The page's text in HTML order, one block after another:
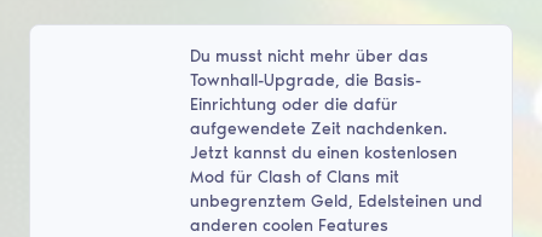
Du musst nicht mehr über das
Townhall-Upgrade, die Basis-
Einrichtung oder die dafür
aufgewendete Zeit nachdenken.
Jetzt kannst du einen kostenlosen
Mod für Clash of Clans mit
unbegrenztem Geld, Edelsteinen und
anderen coolen Features